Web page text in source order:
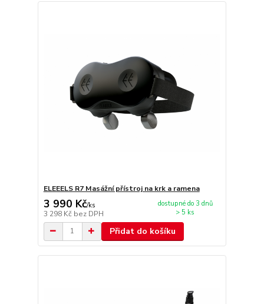
ELEEELS R7 Masážní přístroj na krk a ramena
3 990 Kč/ks
3 298 Kč bez DPH
dostupné do 3 dnů
> 5 ks
Přidat do košíku